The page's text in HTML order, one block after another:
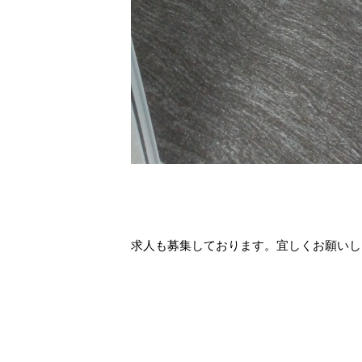
求人も募集しております。宜しくお願い